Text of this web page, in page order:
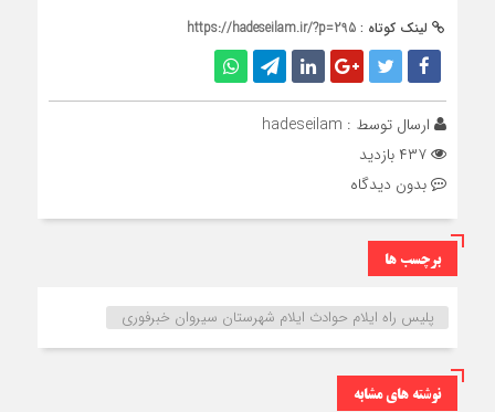
لینک کوتاه : https://hadeseilam.ir/?p=295
ارسال توسط : hadeseilam
بدون دیدگاه
برچسب ها
پلیس راه ایلام حوادث ایلام شهرستان سیروان خبرفوری
نوشته های مشابه